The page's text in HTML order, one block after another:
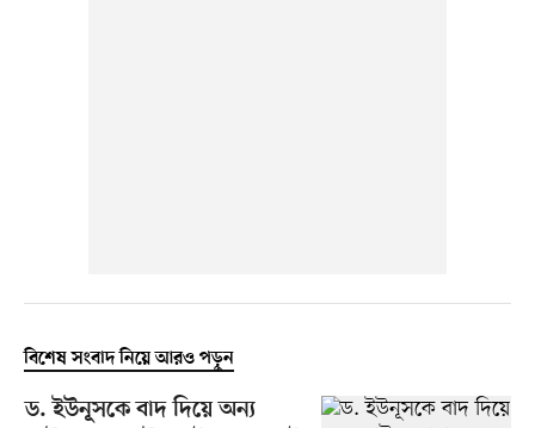
বিশেষ সংবাদ নিয়ে আরও পড়ুন
ড. ইউনূসকে বাদ দিয়ে অন্য